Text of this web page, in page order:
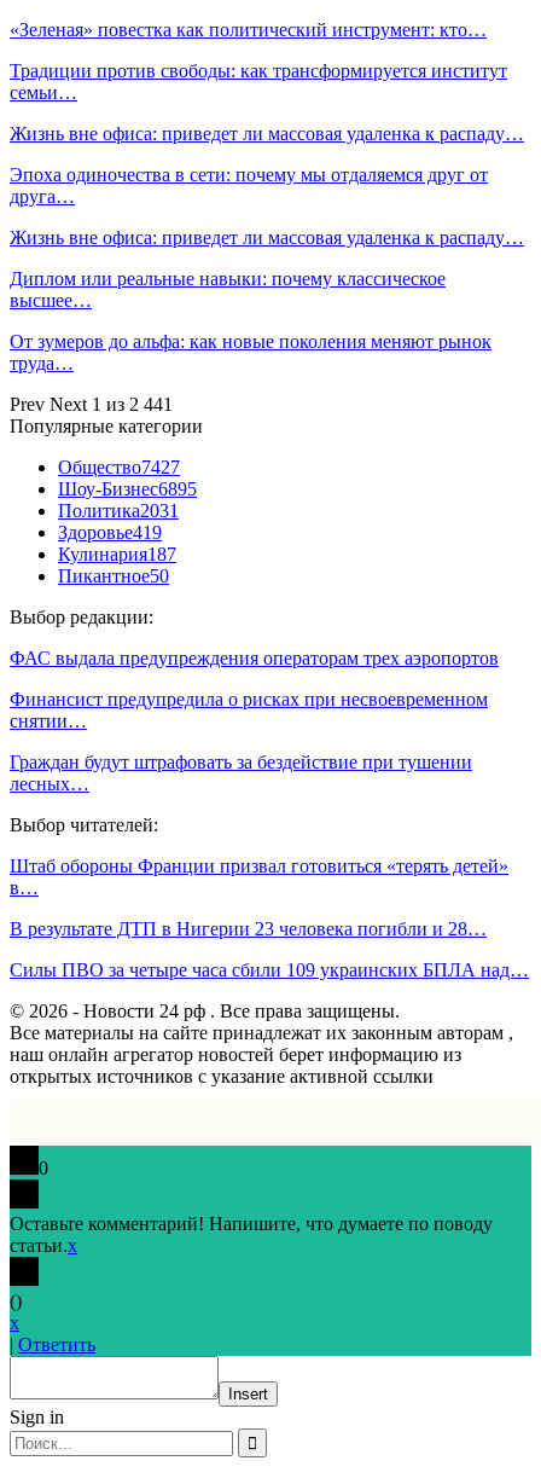
«Зеленая» повестка как политический инструмент: кто…
Традиции против свободы: как трансформируется институт
семьи…
Жизнь вне офиса: приведет ли массовая удаленка к распаду…
Эпоха одиночества в сети: почему мы отдаляемся друг от
друга…
Жизнь вне офиса: приведет ли массовая удаленка к распаду…
Диплом или реальные навыки: почему классическое
высшее…
От зумеров до альфа: как новые поколения меняют рынок
труда…
Prev Next 1 из 2 441
Популярные категории
Общество7427
Шоу-Бизнес6895
Политика2031
Здоровье419
Кулинария187
Пикантное50
Выбор редакции:
ФАС выдала предупреждения операторам трех аэропортов
Финансист предупредила о рисках при несвоевременном
снятии…
Граждан будут штрафовать за бездействие при тушении
лесных…
Выбор читателей:
Штаб обороны Франции призвал готовиться «терять детей»
в…
В результате ДТП в Нигерии 23 человека погибли и 28…
Силы ПВО за четыре часа сбили 109 украинских БПЛА над…
© 2026 - Новости 24 рф . Все права защищены.
Все материалы на сайте принадлежат их законным авторам ,
наш онлайн агрегатор новостей берет информацию из
открытых источников с указание активной ссылки
0
Оставьте комментарий! Напишите, что думаете по поводу
статьи.x
()
x
| Ответить
Insert
Sign in